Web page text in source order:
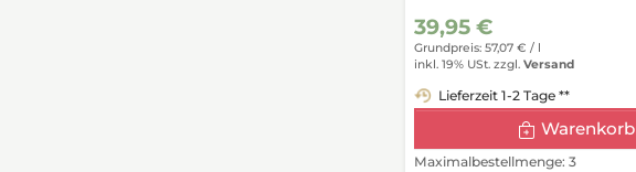
39,95 €
Grundpreis: 57,07 € /
inkl. 19% USt. zzgl. Versand
Lieferzeit 1-2 Tage **
Warenkorb
Maximalbestellmenge: 3